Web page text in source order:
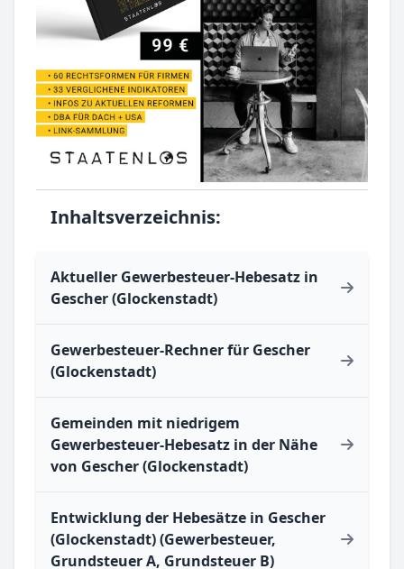
Inhaltsverzeichnis:
Aktueller Gewerbesteuer-Hebesatz in
Gescher (Glockenstadt)
Gewerbesteuer-Rechner für Gescher
(Glockenstadt)
Gemeinden mit niedrigem
Gewerbesteuer-Hebesatz in der Nähe
von Gescher (Glockenstadt)
Entwicklung der Hebesätze in Gescher
(Glockenstadt) (Gewerbesteuer,
Grundsteuer A, Grundsteuer B)